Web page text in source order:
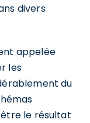
divers
appelée
les
du
le résultat